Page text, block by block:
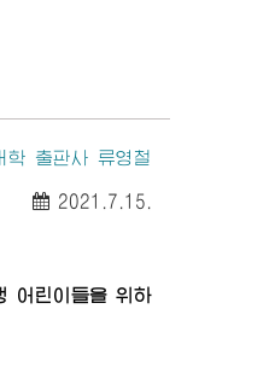
학 출판사 류영철
2021.7.15.
어린이들을 위하